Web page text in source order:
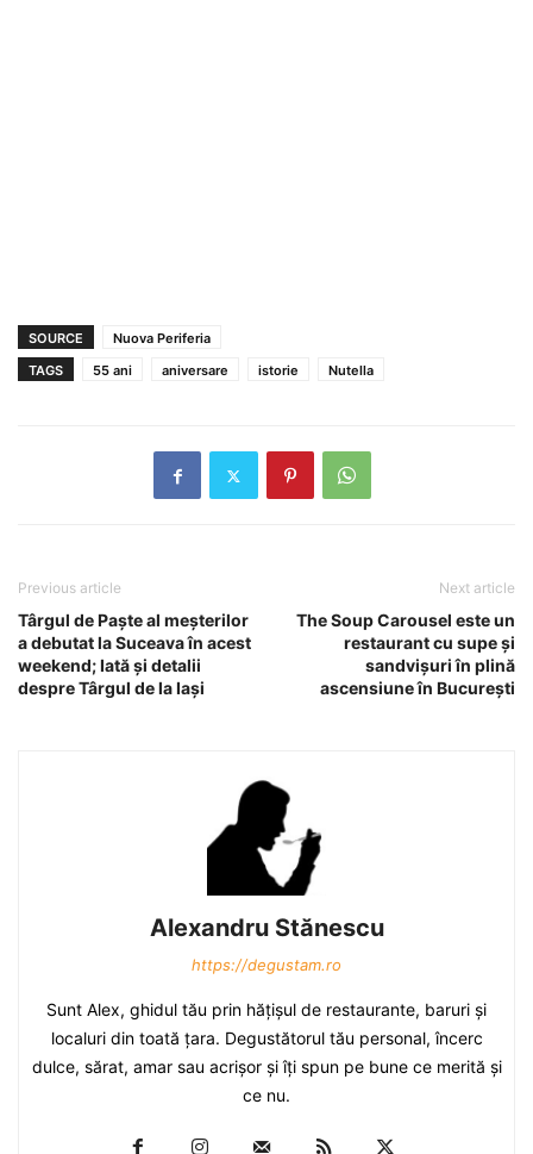
SOURCE
Nuova Periferia
TAGS
55 ani aniversare istorie Nutella
Previous article
Târgul de Paşte al meşterilor
a debutat la Suceava în acest
weekend; Iată şi detalii
despre Târgul de la Iaşi
Next article
The Soup Carousel este un
restaurant cu supe şi
sandvişuri în plină
ascensiune în Bucureşti
Alexandru Stănescu
https://degustam.ro
Sunt Alex, ghidul tău prin hăţişul de restaurante, baruri şi
localuri din toată ţara. Degustătorul tău personal, încerc
dulce, sărat, amar sau acrişor şi îţi spun pe bune ce merită şi
ce nu.